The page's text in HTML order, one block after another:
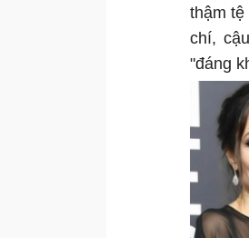
thậm
chí,
"đáng